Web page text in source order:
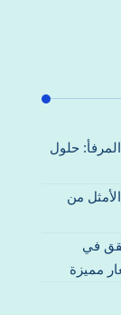
حلول
من
في
مميزة